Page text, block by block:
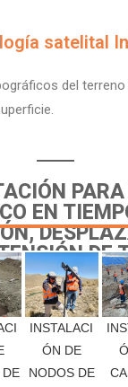
satelital
del
EN
DE
TUNELES.
DE
INSTALACI
ÓN DE
NODOS DE